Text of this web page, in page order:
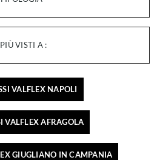
VISTI A :
VALFLEX NAPOLI
VALFLEX AFRAGOLA
GIUGLIANO IN CAMPANIA